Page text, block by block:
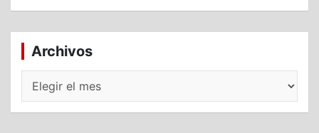
Archivos
Archivos